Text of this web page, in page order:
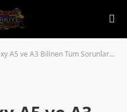
ve A3 Bilinen Tüm Sorunları ve Çözümler